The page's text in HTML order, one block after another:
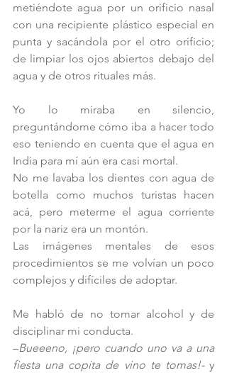
metiéndote agua por un orificio nasal
con una recipiente plástico especial en
punta y sacándola por el otro orificio;
de limpiar los ojos abiertos debajo del
agua y de otros rituales más.
Yo lo miraba en silencio,
preguntándome cómo iba a hacer todo
eso teniendo en cuenta que el agua en
India para mí aún era casi mortal.
No me lavaba los dientes con agua de
botella como muchos turistas hacen
acá, pero meterme el agua corriente
por la nariz era un montón.
Las imágenes mentales de esos
procedimientos se me volvían un poco
complejos y difíciles de adoptar.
Me habló de no tomar alcohol y de
disciplinar mi conducta.
–Bueeeno, ¡pero cuando uno va a una
fiesta una copita de vino te tomas!- y